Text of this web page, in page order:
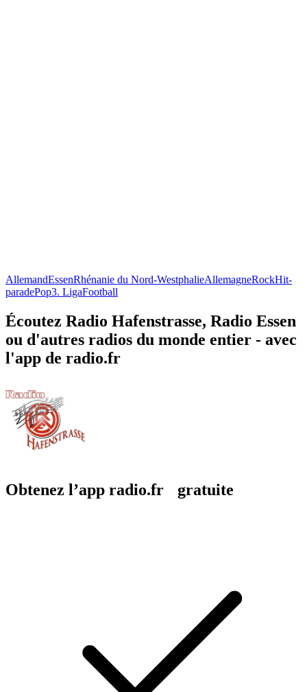
AllemandEssenRhénanie du Nord-WestphalieAllemagneRockHit-
paradePop3. LigaFootball
Écoutez Radio Hafenstrasse, Radio Essen
ou d'autres radios du monde entier - avec
l'app de radio.fr
Obtenez l’app radio.fr gratuite